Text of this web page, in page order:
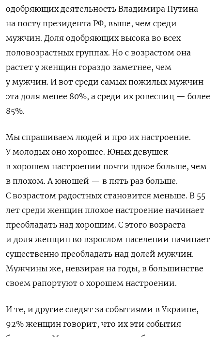
одобряющих деятельность Владимира Путина
на посту президента РФ, выше, чем среди
мужчин. Доля одобряющих высока во всех
половозрастных группах. Но с возрастом она
растет у женщин гораздо заметнее, чем
у мужчин. И вот среди самых пожилых мужчин
эта доля менее 80%, а среди их ровесниц — более
85%.
Мы спрашиваем людей и про их настроение.
У молодых оно хорошее. Юных девушек
в хорошем настроении почти вдвое больше, чем
в плохом. А юношей — в пять раз больше.
С возрастом радостных становится меньше. В 55
лет среди женщин плохое настроение начинает
преобладать над хорошим. С этого возраста
и доля женщин во взрослом населении начинает
существенно преобладать над долей мужчин.
Мужчины же, невзирая на годы, в большинстве
своем рапортуют о хорошем настроении.
И те, и другие следят за событиями в Украине,
92% женщин говорит, что их эти события